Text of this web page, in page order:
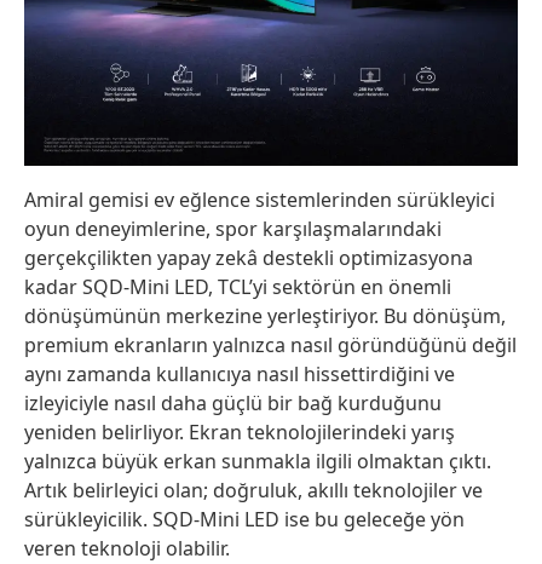
Amiral gemisi ev eğlence sistemlerinden sürükleyici
oyun deneyimlerine, spor karşılaşmalarındaki
gerçekçilikten yapay zekâ destekli optimizasyona
kadar SQD-Mini LED, TCL’yi sektörün en önemli
dönüşümünün merkezineyerleştiriyor. Bu dönüşüm,
premium ekranların yalnızca nasıl göründüğünü değil
aynı zamanda kullanıcıya nasıl hissettirdiğini ve
izleyiciyle nasıl daha güçlü bir bağ kurduğunu
yeniden belirliyor. Ekran teknolojilerindeki yarış
yalnızca büyük erkan sunmakla ilgili olmaktan çıktı.
Artık belirleyici olan; doğruluk, akıllı teknolojiler ve
sürükleyicilik. SQD-Mini LED ise bu geleceğe yön
veren teknoloji olabilir.